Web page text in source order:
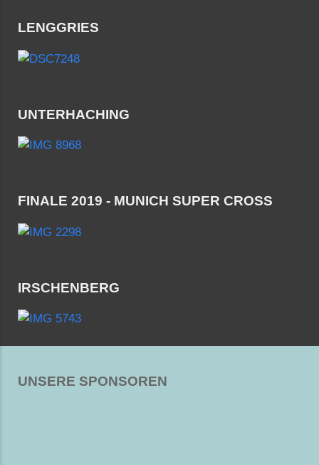
LENGGRIES
UNTERHACHING
FINALE 2019 - MUNICH SUPER CROSS
IRSCHENBERG
UNSERE SPONSOREN